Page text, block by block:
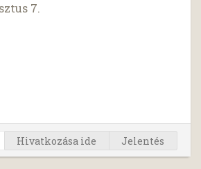
7.
Hivatkozása ide Jelentés